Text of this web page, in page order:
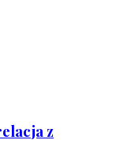
z